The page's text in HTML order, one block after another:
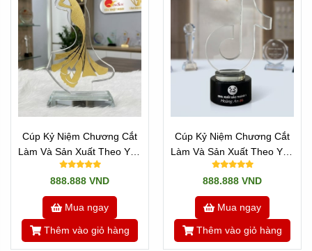
Cúp Kỷ Niệm Chương Cắt
Làm Và Sản Xuất Theo Yêu
Cầu - CÚP HOA HẬU
888.888 VND
Mua ngay
Thêm vào giỏ hàng
Cúp Kỷ Niệm Chương Cắt
Làm Và Sản Xuất Theo Yêu
Cầu Mọi Logo - Mẫu TikTok
888.888 VND
Mua ngay
Thêm vào giỏ hàng